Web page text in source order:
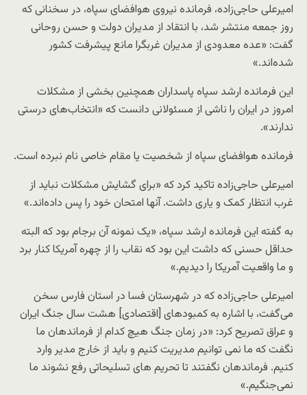
امیرعلی حاجی‌زاده، فرمانده نیروی هوافضای سپاه، در سخنانی که
روز جمعه منتشر شد، با انتقاد از مدیران دولت و حسن روحانی
گفت: «عده معدودی از مدیران غربگرا مانع پیشرفت کشور
شده‌اند.»
این فرمانده ارشد سپاه پاسداران همچنین بخشی از مشکلات
امروز در ایران را ناشی از مسئولانی دانست که «انتخاب‌های درستی
ندارند».
فرمانده هوافضای سپاه از شخصیت یا مقام خاصی نام نبرده است.
امیرعلی حاجی‌زاده تاکید کرد که «برای گشایش مشکلات نباید از
غرب انتظار کمک و یاری داشت. آنها امتحان خود را پس داده‌اند.»
به گفته این فرمانده ارشد سپاه، «یک نمونه آن برجام بود که البته
حداقل حسنی که داشت این بود که نقاب را از چهره آمریکا کنار برد
و ما واقعیت آمریکا را دیدیم.»
امیرعلی حاجی‌زاده که در شهرستان فسا در استان فارس سخن
می‌گفت، با اشاره به کمبودهای [اقتصادی] هشت سال جنگ ایران
و عراق تصریح کرد: «در زمان جنگ هیچ کدام از فرماندهان ما
نگفت که ما نمی توانیم مدیریت کنیم و باید از خارج مدیر وارد
کنیم. فرماندهان نگفتند تا تحریم های تسلیحاتی رفع نشوند ما
نمی‌جنگیم.»